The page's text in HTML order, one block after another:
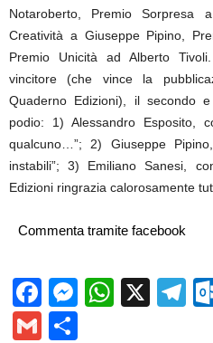
Notaroberto, Premio Sorpresa
Creatività a Giuseppe Pipino,
Premio Unicità ad Alberto
vincitore (che vince la
Quaderno Edizioni), il secondo
podio: 1) Alessandro Esposito,
qualcuno…”; 2) Giuseppe
instabili”; 3) Emiliano Sanesi,
Edizioni ringrazia calorosamente
Commenta tramite facebook
Facebook
X
Gmail